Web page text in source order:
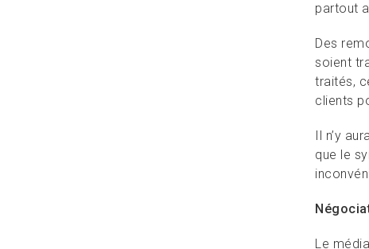
partout
Des
soient
traités,
clients
Il n’y
que le
Le